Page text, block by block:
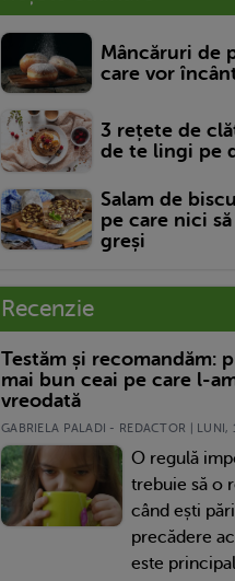
Mâncăruri de
care vor
3 rețete de
de te lingi pe
Salam de
pe care nici
greși
Recenzie
Testăm și recomandăm:
mai bun ceai pe care l-
vreodată
GABRIELA PALADI - REDACTOR | LUNI,
O regulă
trebuie să o
când ești
precădere
este